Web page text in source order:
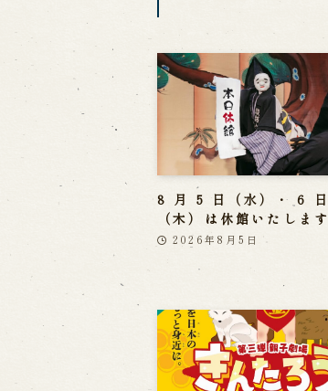
8 月 5 日（水）・ 6 日
（木）は休館いたします
2026年8月5日